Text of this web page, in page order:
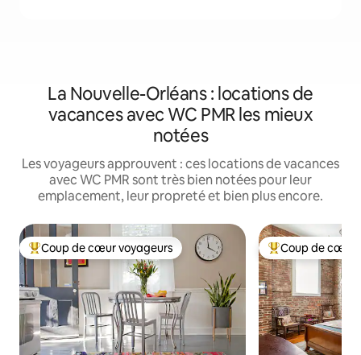
La Nouvelle-Orléans : locations de
vacances avec WC PMR les mieux
notées
Les voyageurs approuvent : ces locations de vacances
avec WC PMR sont très bien notées pour leur
emplacement, leur propreté et bien plus encore.
Coups de cœur voyageurs les plus appréciés
Coup de cœur voyageurs Coups de cœur
Coup de cœur